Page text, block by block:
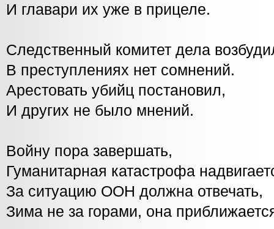
И главари их уже в прицеле.
Следственный комитет дела
В преступлениях нет сомнений.
Арестовать убийц постановил,
И других не было мнений.
Войну пора завершать,
Гуманитарная катастрофа
За ситуацию ООН должна отвечать,
Зима не за горами, она